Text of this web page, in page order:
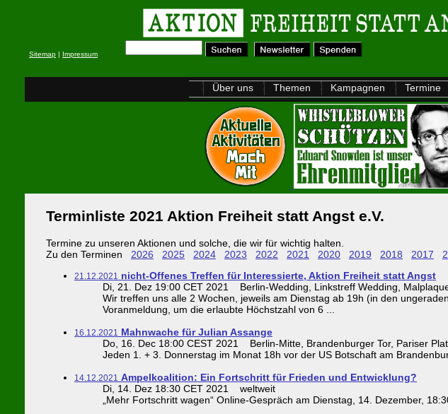
Sitemap | Impressum
Über uns Themen Kampagnen Termine
Terminliste 2021 Aktion Freiheit statt Angst e.V.
Termine zu unseren Aktionen und solche, die wir für wichtig halten.
Zu den Terminen 2026 2025 2024 2023 2022 2021 2020 2019 2018 2017
21.12.2021
nicht-Offenes Treffen für Interessierte, Aktion Freiheit statt Angst
Di, 21. Dez 19:00 CET 2021 Berlin-Wedding, Linkstreff Wedding,
Wir treffen uns alle 2 Wochen, jeweils am Dienstag ab 19h (in den
Voranmeldung, um die erlaubte Höchstzahl von 6 ...
16.12.2021
Mahnwache für Julian Assange
Do, 16. Dec 18:00 CEST 2021 Berlin-Mitte, Brandenburger Tor, Pariser
Jeden 1. + 3. Donnerstag im Monat 18h vor der US Botschaft am
14.12.2021 Ampelkoalition: Ein Fortschritt für Frieden und Entwicklung?
Di, 14. Dez 18:30 CET 2021 weltweit
„Mehr Fortschritt wagen“ Online-Gespräch am Dienstag, 14. Dezember,